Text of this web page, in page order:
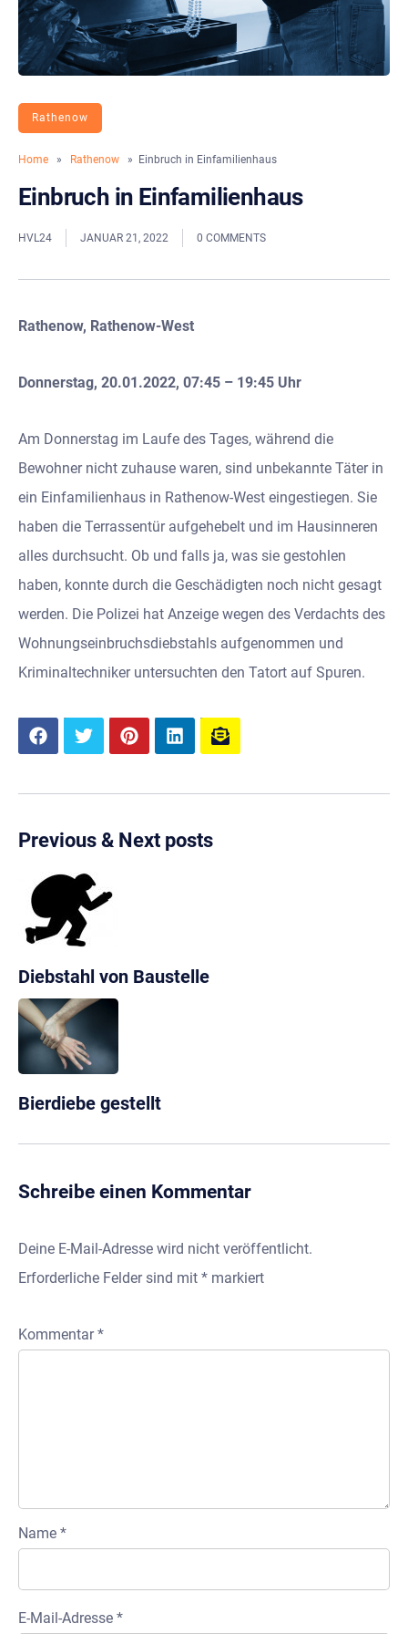
Rathenow
Home » Rathenow » Einbruch in Einfamilienhaus
Einbruch in Einfamilienhaus
HVL24 JANUAR 21, 2022 0 COMMENTS
Rathenow, Rathenow-West
Donnerstag, 20.01.2022, 07:45 – 19:45 Uhr
Am Donnerstag im Laufe des Tages, während die
Bewohner nicht zuhause waren, sind unbekannte Täter in
ein Einfamilienhaus in Rathenow-West eingestiegen. Sie
haben die Terrassentür aufgehebelt und im Hausinneren
alles durchsucht. Ob und falls ja, was sie gestohlen
haben, konnte durch die Geschädigten noch nicht gesagt
werden. Die Polizei hat Anzeige wegen des Verdachts des
Wohnungseinbruchsdiebstahls aufgenommen und
Kriminaltechniker untersuchten den Tatort auf Spuren.
Previous & Next posts
Diebstahl von Baustelle
Bierdiebe gestellt
Schreibe einen Kommentar
Deine E-Mail-Adresse wird nicht veröffentlicht.
Erforderliche Felder sind mit * markiert
Kommentar*
Name *
E-Mail-Adresse *